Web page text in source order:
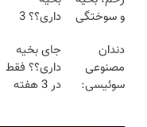
و سوختگی
هفته!!😍
داری؟؟ 3
محوش کن!
دندان
مصنوعی
سوئیسی:
جای بخیه
داری؟؟ فقط
در 3 هفته